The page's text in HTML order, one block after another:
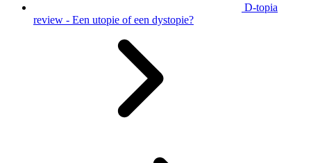
D-topia
review - Een utopie of een dystopie?